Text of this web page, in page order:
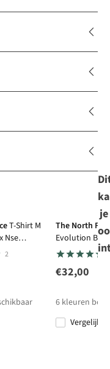
T-Shirt M
Nse
2
The North
Evolution Box
Regular Short
€32,00
6 kleuren
Vergelijk
je